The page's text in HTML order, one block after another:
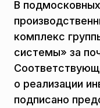
В
комплекс
системы» за
о реализации
подписано